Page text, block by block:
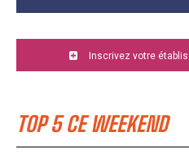
TOP 5 CE WEEKEND
Inscrivez votre